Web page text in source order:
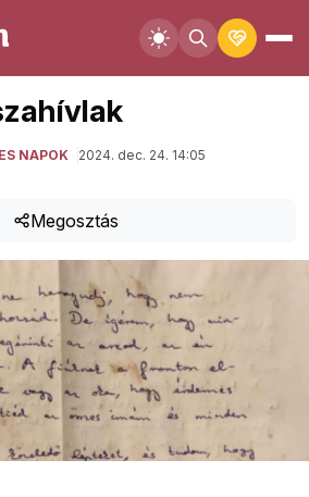
NAPOK
2024. dec. 24. 14:05
Megosztás